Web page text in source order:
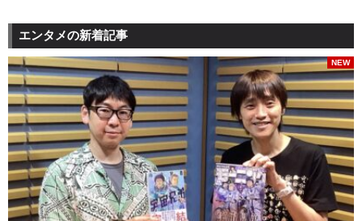
エンタメの新着記事
NEW